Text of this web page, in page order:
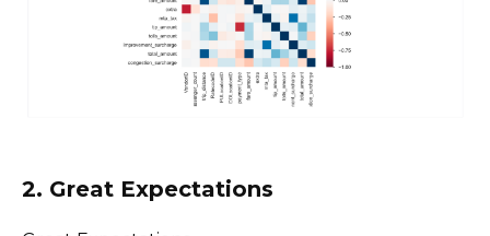
2. Great Expectations